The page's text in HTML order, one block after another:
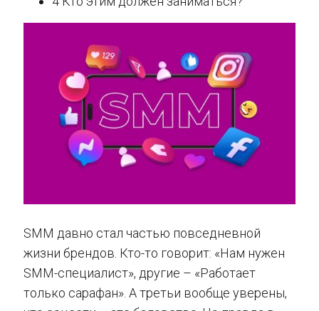
SMM давно стал частью повседневной
жизни брендов. Кто-то говорит: «Нам нужен
SMM-специалист», другие – «Работает
только сарафан». А третьи вообще уверены,